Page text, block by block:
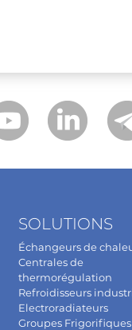
SOLUTIONS
Échangeurs de
Centrales de
thermorégulation
Refroidisseurs
Electroradiateurs
Groupes Frigorifiques